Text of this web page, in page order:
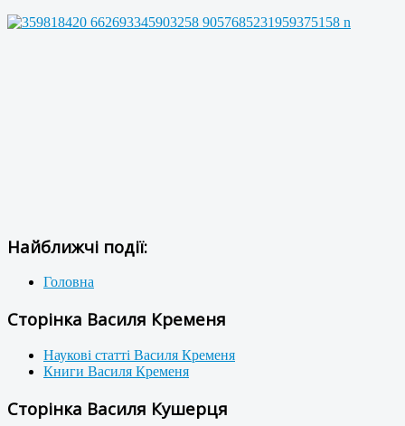
Найближчі події:
Головна
Сторінка Василя Кременя
Наукові статті Василя Кременя
Книги Василя Кременя
Сторінка Василя Кушерця